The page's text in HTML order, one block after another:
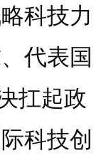
科技力
代表国
扛起政
科技创